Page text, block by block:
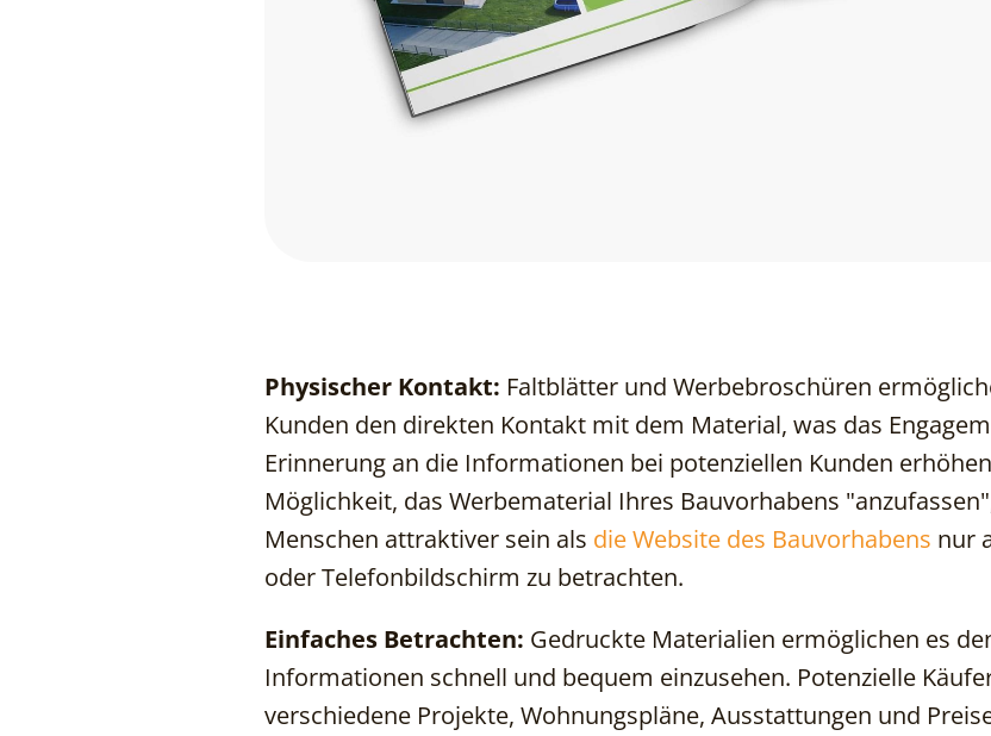
Physischer Kontakt: Faltblätter und Werbebroschüren
Kunden den direkten Kontakt mit dem Material, was das
Erinnerung an die Informationen bei potenziellen Kunden
Möglichkeit, das Werbematerial Ihres Bauvorhabens
Menschen attraktiver sein als die Website des Bauvorhabens nur
oder Telefonbildschirm zu betrachten.
Einfaches Betrachten: Gedruckte Materialien ermöglichen es
Informationen schnell und bequem einzusehen. Potenzielle
verschiedene Projekte, Wohnungspläne, Ausstattungen und